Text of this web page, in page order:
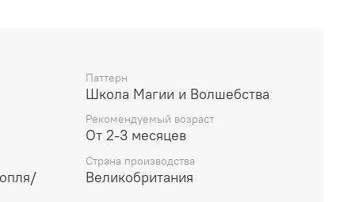
Паттерн
Школа Магии и Волшебства
Рекомендуемый возраст
От 2-3 месяцев
Страна производства
Великобритания